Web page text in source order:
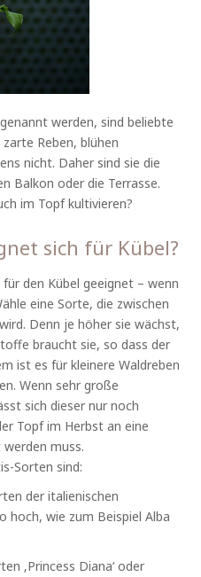
werden, sind beliebte
Reben, blühen
nicht. Daher sind sie die
Balkon oder die Terrasse.
im Topf kultivieren?
sich für Kübel?
den Kübel geeignet – wenn
eine Sorte, die zwischen
Denn je höher sie wächst,
braucht sie, so dass der
ist es für kleinere Waldreben
Wenn sehr große
sich dieser nur noch
Topf im Herbst an eine
muss.
Sorten sind:
der italienischen
hoch, wie zum Beispiel Alba
‚Princess Diana‘ oder